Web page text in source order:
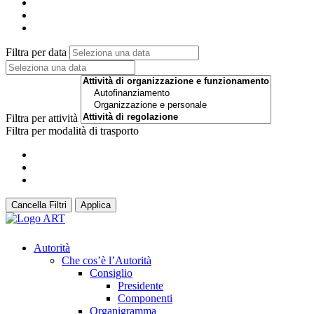
Filtra per data
Filtra per attività
Filtra per modalità di trasporto
Cancella Filtri Applica
Autorità
Che cos’è l’Autorità
Consiglio
Presidente
Componenti
Organigramma